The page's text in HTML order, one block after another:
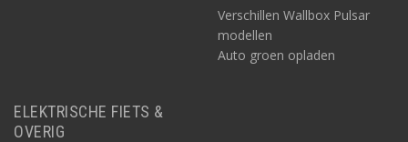
Verschillen Wallbox Pulsar
modellen
Auto groen opladen
ELEKTRISCHE FIETS &
OVERIG